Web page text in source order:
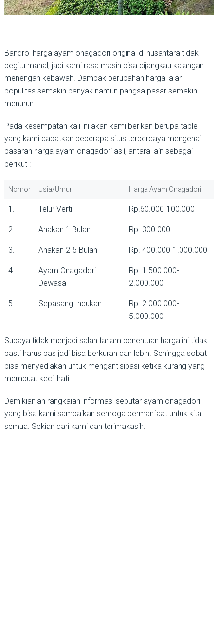
Bandrol harga ayam onagadori original di nusantara tidak
begitu mahal, jadi kami rasa masih bisa dijangkau kalangan
menengah kebawah. Dampak perubahan harga ialah
populitas semakin banyak namun pangsa pasar semakin
menurun.
Pada kesempatan kali ini akan kami berikan berupa table
yang kami dapatkan beberapa situs terpercaya mengenai
pasaran harga ayam onagadori asli, antara lain sebagai
berikut :
Nomor Usia/Umur Harga Ayam Onagadori
1. Telur Vertil Rp.60.000-100.000
2. Anakan 1 Bulan Rp. 300.000
3. Anakan 2-5 Bulan Rp. 400.000-1.000.000
4.
Ayam Onagadori
Dewasa
Rp. 1.500.000-
2.000.000
5. Sepasang Indukan
Rp. 2.000.000-
5.000.000
Supaya tidak menjadi salah faham penentuan harga ini tidak
pasti harus pas jadi bisa berkuran dan lebih. Sehingga sobat
bisa menyediakan untuk mengantisipasi ketika kurang yang
membuat kecil hati.
Demikianlah rangkaian informasi seputar ayam onagadori
yang bisa kami sampaikan semoga bermanfaat untuk kita
semua. Sekian dari kami dan terimakasih.